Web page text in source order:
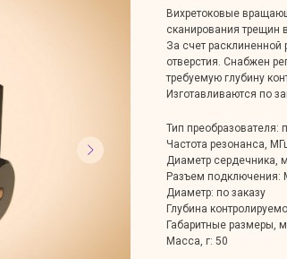
Вихретоковые
сканирования трещин
За счет расклиненной
отверстия. Снабжен
требуемую глубину
Изготавливаются по
Тип преобразователя:
Частота резонанса,
Диаметр сердечника,
Разъем подключения:
Диаметр: по заказу
Глубина
Габаритные размеры,
Масса, г: 50